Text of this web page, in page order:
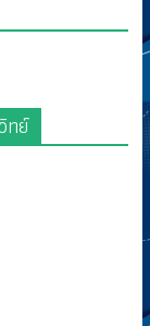
ทย์